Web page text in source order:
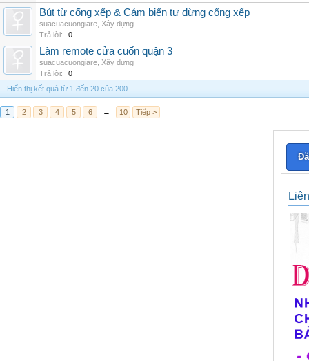
Bút từ cổng xếp & Cảm biến tự dừng cổng xếp
suacuacuongiare Xây dựng
Trả lời:
0
Làm remote cửa cuốn quận 3
suacuacuongiare Xây dựng
Trả lời:
0
Hiển thị kết quả từ 1 đến 20 của 200
1 2 3 4 5 6 → 10 Tiếp >